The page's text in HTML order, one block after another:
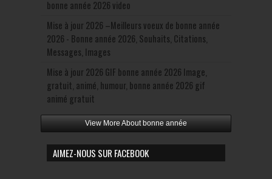
bonne année 2026 video
Mise à jour 2026 –Meilleurs voeux de bonne année
2026 - Bonne année 2026, Souhaits, Citations,
Messages, Images
Mise à jour 2026 GIF bonne année 2026 Image,
gratuit, animé, humour, bonne année 2026 gif
animé gratuit
View More About bonne année
AIMEZ-NOUS SUR FACEBOOK